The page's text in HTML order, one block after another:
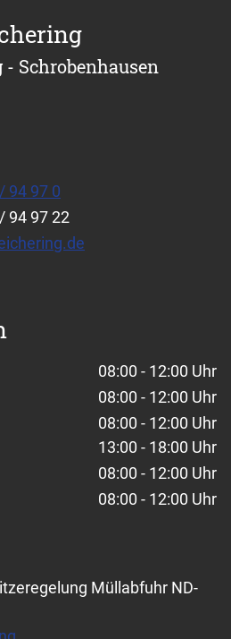
Schrobenhausen
94 97 0
94 97 22
08:00 - 12:00 Uhr
08:00 - 12:00 Uhr
08:00 - 12:00 Uhr
13:00 - 18:00 Uhr
08:00 - 12:00 Uhr
08:00 - 12:00 Uhr
Müllabfuhr ND-